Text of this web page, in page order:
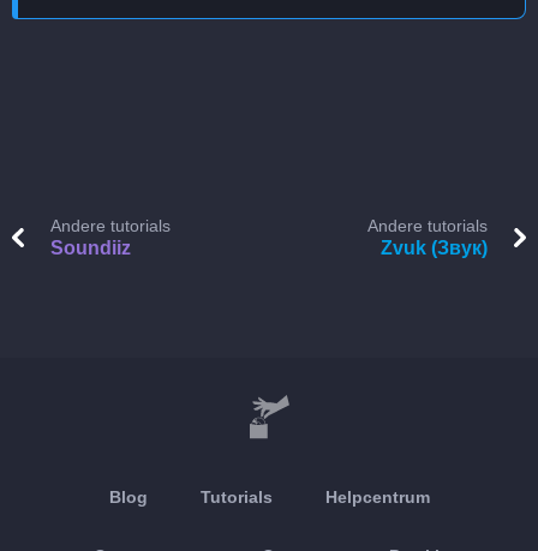
Andere tutorials
Soundiiz
Andere tutorials
Zvuk (Звук)
Blog Tutorials Helpcentrum